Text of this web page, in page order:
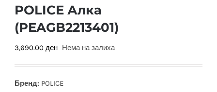
POLICE Алка
(PEAGB2213401)
3,690.00 ден Нема на залиха
Бренд: POLICE